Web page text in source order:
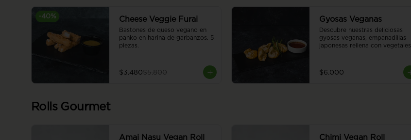
-40% Cheese Veggie Furai
Bastones de queso vegano en
panko en harina de garbanzos. 5
piezas.
$3.480$5.800
Gyosas Veganas
Descubre nuestras deliciosas
gyosas veganas, empanadillas
japonesas rellena con vegetales
$6.000
Rolls Gourmet
Amai Nasu Vegan Roll Chimi Vegan Roll